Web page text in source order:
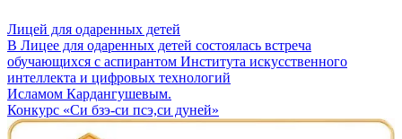
Лицей для одаренных детей
Навигация
по
записям
В Лицее для одаренных детей состоялась встреча
обучающихся с аспирантом Института искусственного
интеллекта и цифровых технологий
Исламом Кардангушевым.
Конкурс «Си бзэ-си псэ,си дуней»